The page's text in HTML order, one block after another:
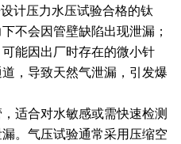
计压力水压试验合格的钛
不会因管壁缺陷出现泄漏；
能因出厂时存在的微小针
，导致天然气泄漏，引发爆
适合对水敏感或需快速检测
。气压试验通常采用压缩空